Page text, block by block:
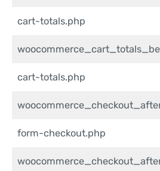
cart-totals.php
cart-totals.php
form-checkout.php